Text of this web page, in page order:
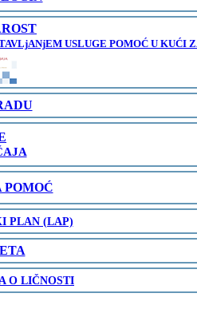
USLUGE POMOĆ U KUĆI
POMOĆ
PLAN (LAP)
O LIČNOSTI